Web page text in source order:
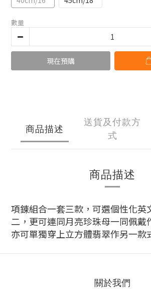
數量
現在預購
商品描述
送貨及付款方
式
商品描述
項錬組合一套三款，可選個性化英
二，更可連同月亮珍珠母一同佩戴
亦可單獨穿上立方體翡翠作另一款
關於我們